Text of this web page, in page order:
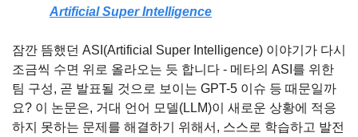
Artificial Super Intelligence
잠깐 뜸했던 ASI(Artificial Super Intelligence) 이야기가 다시
조금씩 수면 위로 올라오는 듯 합니다 - 메타의 ASI를 위한
팀 구성, 곧 발표될 것으로 보이는 GPT-5 이슈 등 때문일까
요? 이 논문은, 거대 언어 모델(LLM)이 새로운 상황에 적응
하지 못하는 문제를 해결하기 위해서, 스스로 학습하고 발전